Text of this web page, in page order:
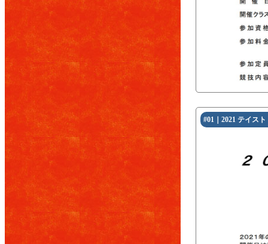
#01｜2021 テイス